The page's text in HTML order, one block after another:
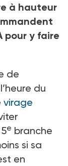
à hauteur
pour y faire
de
du
virage
e branche
si sa
en